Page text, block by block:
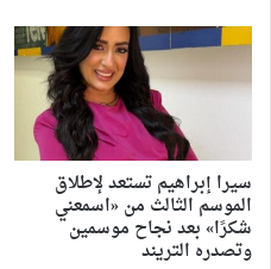
سيرا إبراهيم تستعد لإطلاق
الموسم الثالث من «اسمعني
شكرًا» بعد نجاح موسمين
وتصدره التريند